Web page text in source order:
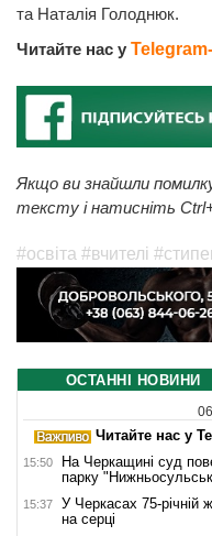
та Наталія Голоднюк.
Читайте нас у
Якщо ви знайшли
тексту і натисніть
#освіта #вчителі
ОСТАННІ НОВИНИ
Читайте нас у
15:50
На Черкащині суд
парку
15:37
У Черкасах 75-річній
на серці